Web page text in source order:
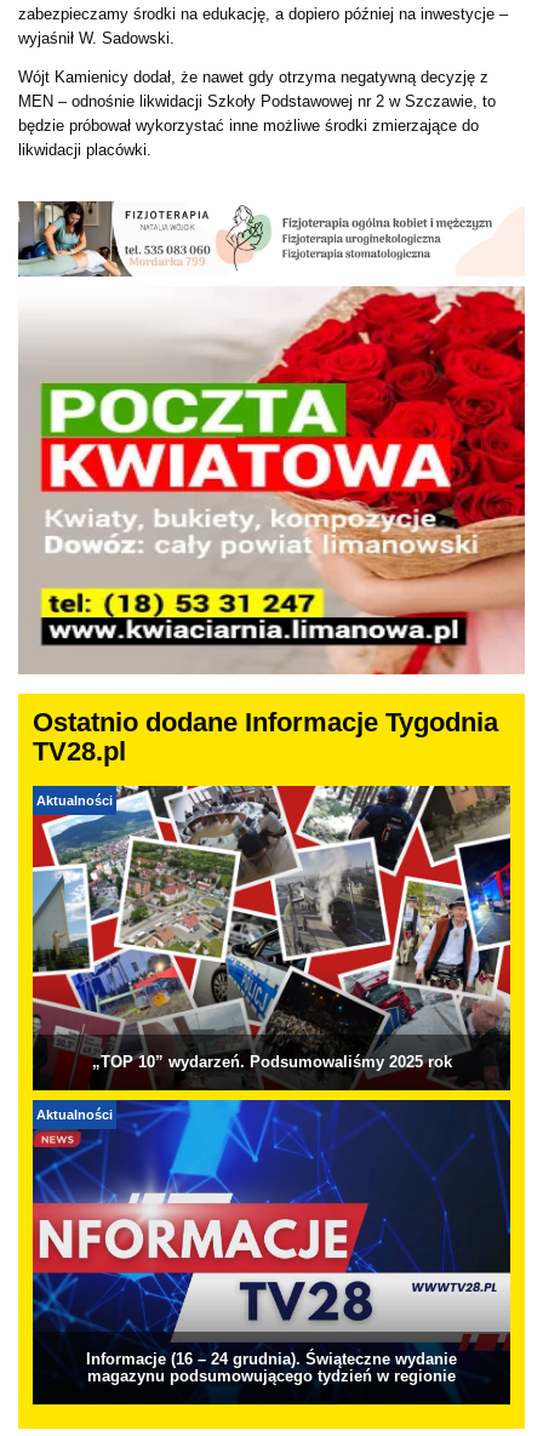
zabezpieczamy środki na edukację, a dopiero później na inwestycje –
wyjaśnił W. Sadowski.
Wójt Kamienicy dodał, że nawet gdy otrzyma negatywną decyzję z
MEN – odnośnie likwidacji Szkoły Podstawowej nr 2 w Szczawie, to
będzie próbował wykorzystać inne możliwe środki zmierzające do
likwidacji placówki.
Ostatnio dodane Informacje Tygodnia
TV28.pl
Aktualności
„TOP 10” wydarzeń. Podsumowaliśmy 2025 rok
Aktualności
Informacje (16 – 24 grudnia). Świąteczne wydanie
magazynu podsumowującego tydzień w regionie